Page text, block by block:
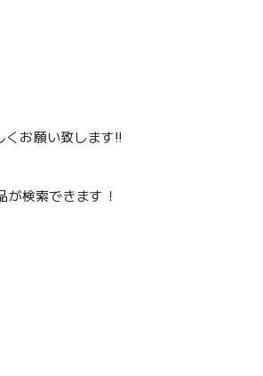
お願い致します‼️
検索できます！